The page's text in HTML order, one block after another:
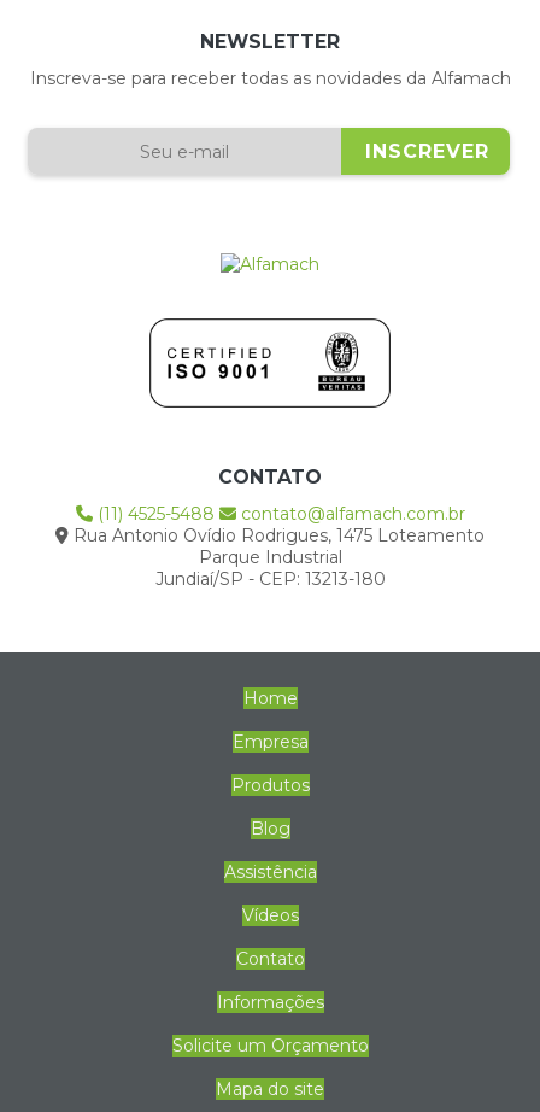
NEWSLETTER
Inscreva-se para receber todas as novidades da Alfamach
CONTATO
(11) 4525-5488
contato@alfamach.com.br
Rua Antonio Ovídio Rodrigues, 1475 Loteamento
Parque Industrial
Jundiaí/SP - CEP: 13213-180
Home
Empresa
Produtos
Blog
Assistência
Vídeos
Contato
Informações
Solicite um Orçamento
Mapa do site